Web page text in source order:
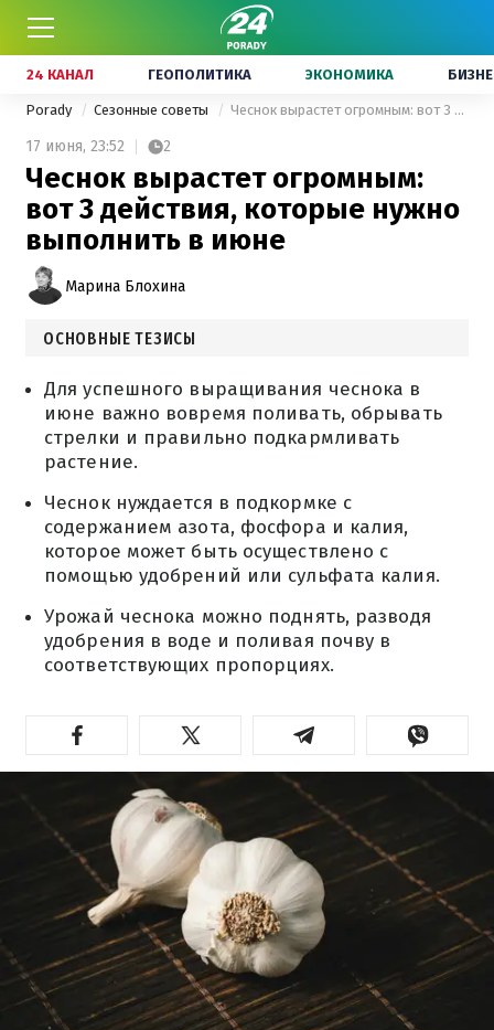
24 КАНАЛ ГЕОПОЛИТИКА ЭКОНОМИКА
Porady Сезонные советы Чеснок вырастет огромным: вот 3 действия, которые нужно выполнить в июне
17 июня, 23:52 2
Чеснок вырастет огромным:
вот 3 действия, которые нужно
выполнить в июне
Марина Блохина
ОСНОВНЫЕ ТЕЗИСЫ
Для успешного выращивания чеснока в
июне важно вовремя поливать, обрывать
стрелки и правильно подкармливать
растение.
Чеснок нуждается в подкормке с
содержанием азота, фосфора и калия,
которое может быть осуществлено с
помощью удобрений или сульфата калия.
Урожай чеснока можно поднять, разводя
удобрения в воде и поливая почву в
соответствующих пропорциях.